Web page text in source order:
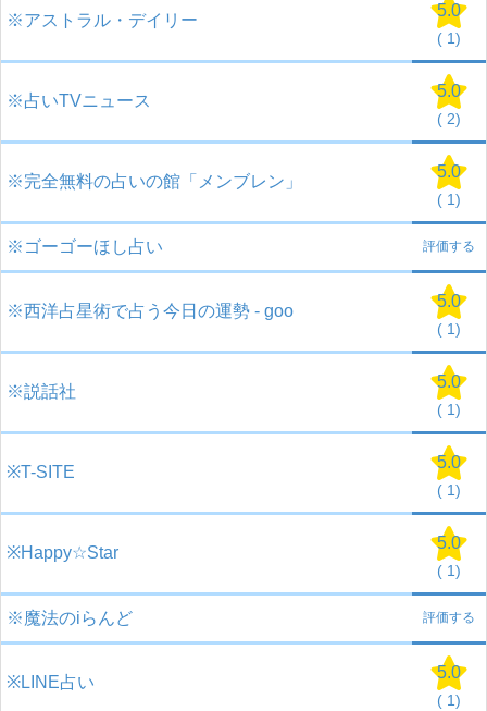
※アストラル・デイリー
5.0
( 1)
※占いTVニュース
5.0
( 2)
※完全無料の占いの館「メンブレン」
5.0
( 1)
※ゴーゴーほし占い 評価する
※西洋占星術で占う今日の運勢 - goo
5.0
( 1)
※説話社
5.0
( 1)
※T-SITE
5.0
( 1)
※Happy☆Star
5.0
( 1)
※魔法のiらんど 評価する
※LINE占い
5.0
( 1)